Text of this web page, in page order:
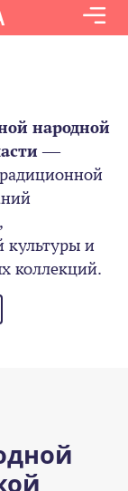
народной
—
и
коллекций.